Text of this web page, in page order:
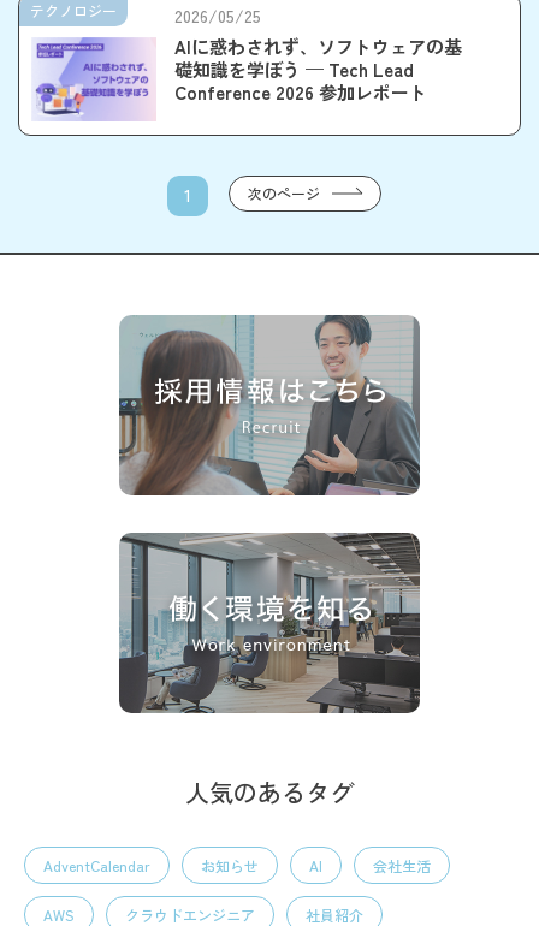
2026/05/25
AIに惑わされず、ソフトウェアの基
礎知識を学ぼう — Tech Lead
Conference 2026 参加レポート
テクノロジー
1 次のページ
人気のあるタグ
AdventCalendar お知らせ AI 会社生活
AWS クラウドエンジニア 社員紹介